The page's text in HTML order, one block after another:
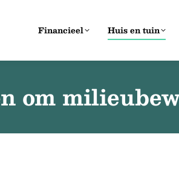
Financieel Huis en tuin
om